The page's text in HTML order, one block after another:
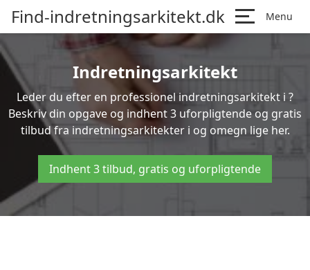
Find-indretningsarkitekt.dk Menu
Indretningsarkitekt
Leder du efter en professionel indretningsarkitekt i ?
Beskriv din opgave og indhent 3 uforpligtende og gratis
tilbud fra indretningsarkitekter i og omegn lige her.
Indhent 3 tilbud, gratis og uforpligtende